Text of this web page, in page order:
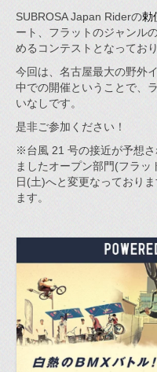
DEALER LOGIN
オンラインストア
SUBROSA Japan Riderの勅
ート、フラットのジャンル
めるコンテストとなっており
今回は、名古屋最大の野外
中での開催ということで、
いなしです。
是非ご参加ください！
※台風 21 号の接近が予想
ましたオープン部門(フラ
日(土)へと変更なっており
ます。